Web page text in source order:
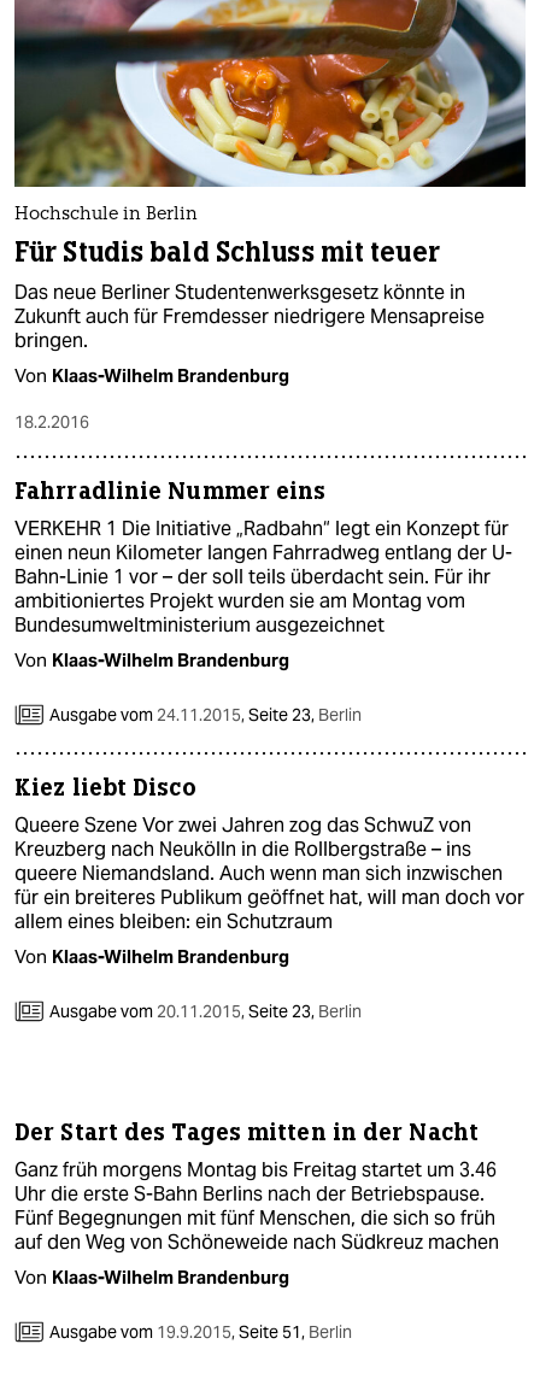
Hochschule in Berlin
Für Studis bald Schluss mit teuer
Das neue Berliner Studentenwerksgesetz könnte in
Zukunft auch für Fremdesser niedrigere Mensapreise
bringen.
Von Klaas-Wilhelm Brandenburg
18.2.2016
Fahrradlinie Nummer eins
VERKEHR 1 Die Initiative „Radbahn“ legt ein Konzept für
einen neun Kilometer langen Fahrradweg entlang der U-
Bahn-Linie 1 vor – der soll teils überdacht sein. Für ihr
ambitioniertes Projekt wurden sie am Montag vom
Bundesumweltministerium ausgezeichnet
Von Klaas-Wilhelm Brandenburg
Ausgabe vom 24.11.2015,Seite 23, Berlin
Kiez liebt Disco
Queere Szene Vor zwei Jahren zog das SchwuZ von
Kreuzberg nach Neukölln in die Rollbergstraße – ins
queere Niemandsland. Auch wenn man sich inzwischen
für ein breiteres Publikum geöffnet hat, will man doch vor
allem eines bleiben: ein Schutzraum
Von Klaas-Wilhelm Brandenburg
Ausgabe vom 20.11.2015,Seite 23, Berlin
Der Start des Tages mitten in der Nacht
Ganz früh morgens Montag bis Freitag startet um 3.46
Uhr die erste S-Bahn Berlins nach der Betriebspause.
Fünf Begegnungen mit fünf Menschen, die sich so früh
auf den Weg von Schöneweide nach Südkreuz machen
Von Klaas-Wilhelm Brandenburg
Ausgabe vom 19.9.2015,Seite 51, Berlin